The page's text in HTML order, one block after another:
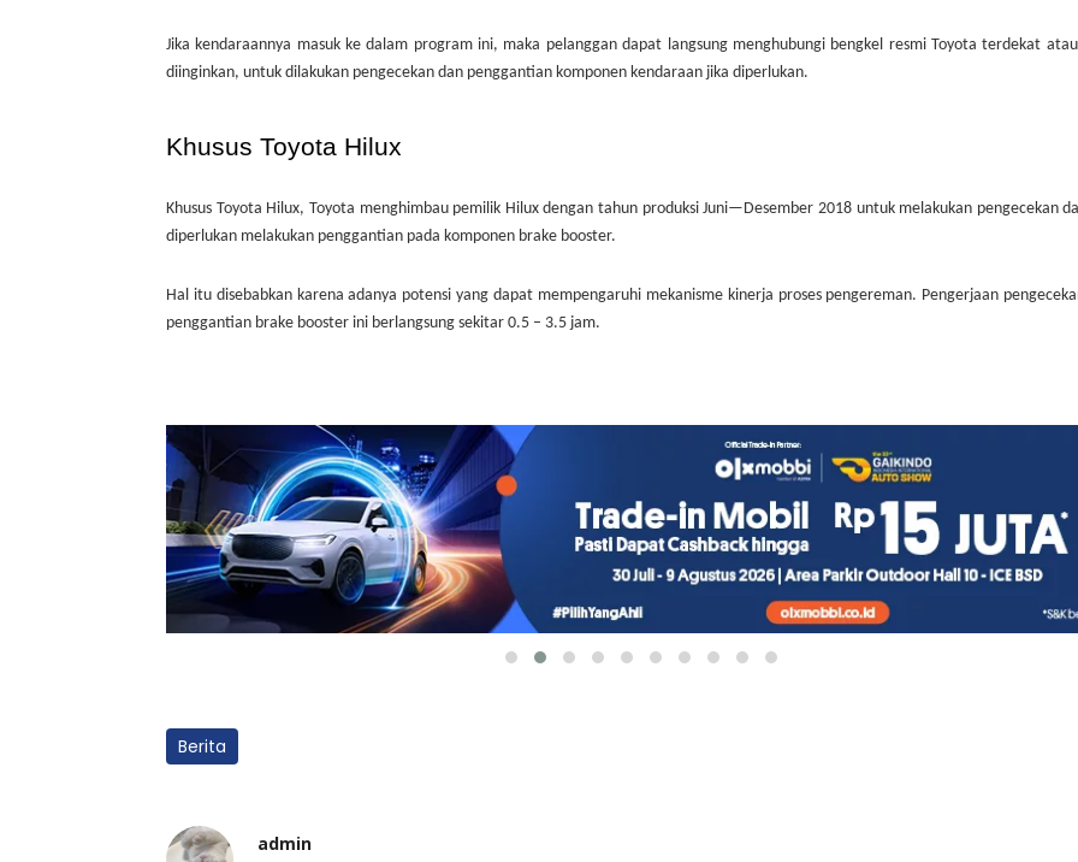
Jika kendaraannya masuk ke dalam program ini, maka pelanggan dapat langsung menghubungi bengkel resmi Toyota terdekat
diinginkan, untuk dilakukan pengecekan dan penggantian komponen kendaraan jika diperlukan.
Khusus Toyota Hilux
Khusus Toyota Hilux, Toyota menghimbau pemilik Hilux dengan tahun produksi Juni—Desember 2018 untuk melakukan pengecekan
diperlukan melakukan penggantian pada komponen brake booster.
Hal itu disebabkan karena adanya potensi yang dapat mempengaruhi mekanisme kinerja proses pengereman. Pengerjaan
penggantian brake booster ini berlangsung sekitar 0.5 – 3.5 jam.
Berita
admin